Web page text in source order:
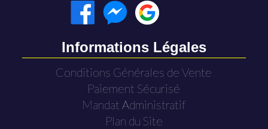
Informations Légales
Conditions Générales de Vente
Paiement Sécurisé
Mandat Administratif
Plan du Site